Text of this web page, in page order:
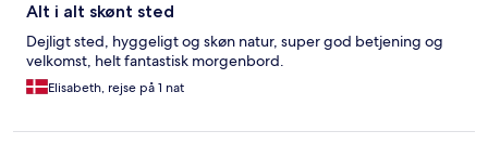
Alt i alt skønt sted
Dejligt sted, hyggeligt og skøn natur, super god betjening og
velkomst, helt fantastisk morgenbord.
Elisabeth, rejse på 1 nat